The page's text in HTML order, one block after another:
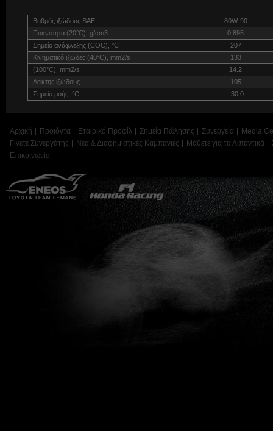
Βαθμός ιξώδους SAE
80W-90
Πυκνότητα (20°C), g/cm3
0.895
Σημείο ανάφλεξης (COC), °C
207
Κινηματικό ιξώδες (40°C), mm2/s
133
(100°C), mm2/s
14.2
Δείκτης ιξώδους
105
Σημείο ροής, °C
–30.0
Αρχική Προϊόντα Εταιρικό Προφίλ Σημεία Πώλησης Συνεργεία
Media
Γίνετε Συνεργάτης
Νέα & Διαφημιστικές Καμπάνιες Μάθετε για τα Λιπαντικά
Επικοινωνία